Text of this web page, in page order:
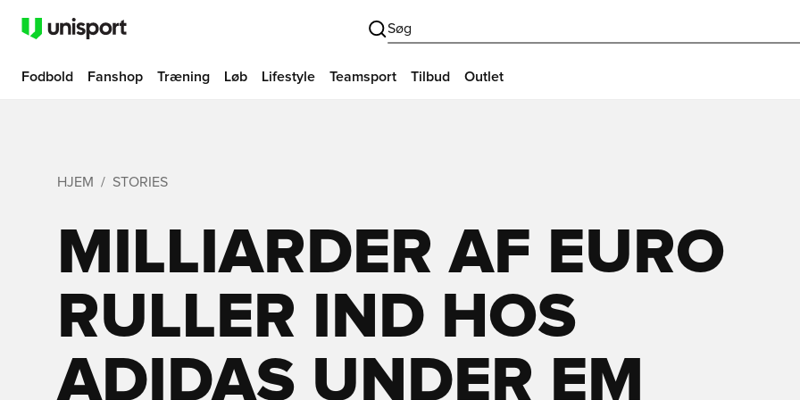
Søg
Fodbold Fanshop Træning Løb Lifestyle Teamsport Tilbud Outlet
HJEM STORIES
MILLIARDER AF EURO
RULLER IND HOS
ADIDAS UNDER EM